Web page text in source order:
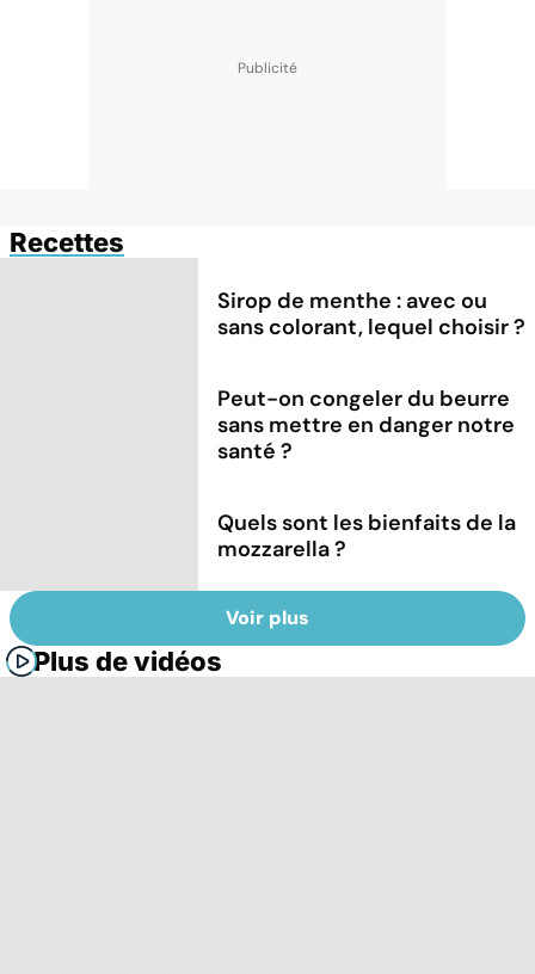
Recettes
Sirop de menthe : avec ou
sans colorant, lequel choisir ?
Peut-on congeler du beurre
sans mettre en danger notre
santé ?
Quels sont les bienfaits de la
mozzarella ?
Voir plus
Plus de vidéos